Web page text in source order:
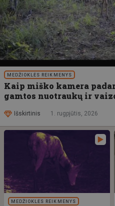
MEDŽIOKLĖS REIKMENYS
Kaip miško kamera
gamtos nuotraukų ir
Išskirtinis 1. rugpjūtis, 2026
MEDŽIOKLĖS REIKMENYS